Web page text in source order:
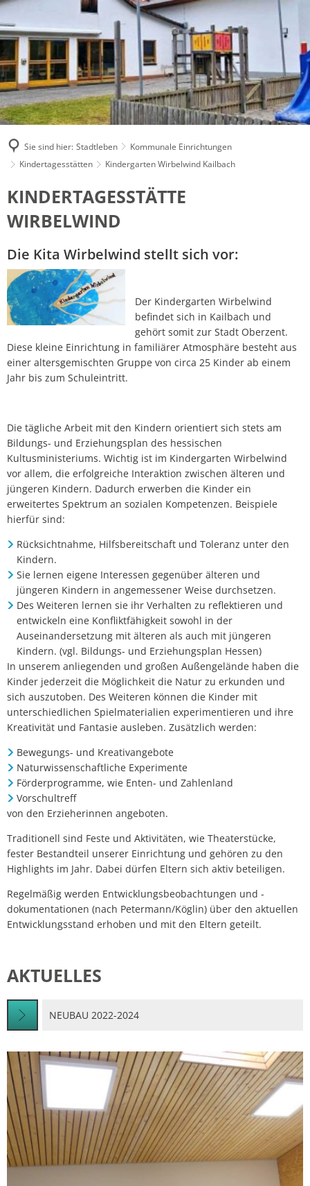
Sie sind hier: Stadtleben
Kommunale Einrichtungen
Kindertagesstätten
Kindergarten Wirbelwind Kailbach
Kindergarten
Wirbelwind
Kailbach
KINDERTAGESSTÄTTE
WIRBELWIND
Die Kita Wirbelwind stellt sich vor:
Der Kindergarten Wirbelwind
befindet sich in Kailbach und
gehört somit zur Stadt Oberzent.
Diese kleine Einrichtung in familiärer Atmosphäre besteht aus
einer altersgemischten Gruppe von circa 25 Kinder ab einem
Jahr bis zum Schuleintritt.
Die tägliche Arbeit mit den Kindern orientiert sich stets am
Bildungs- und Erziehungsplan des hessischen
Kultusministeriums. Wichtig ist im Kindergarten Wirbelwind
vor allem, die erfolgreiche Interaktion zwischen älteren und
jüngeren Kindern. Dadurch erwerben die Kinder ein
erweitertes Spektrum an sozialen Kompetenzen. Beispiele
hierfür sind:
Rücksichtnahme, Hilfsbereitschaft und Toleranz unter den
Kindern.
Sie lernen eigene Interessen gegenüber älteren und
jüngeren Kindern in angemessener Weise durchsetzen.
Des Weiteren lernen sie ihr Verhalten zu reflektieren und
entwickeln eine Konfliktfähigkeit sowohl in der
Auseinandersetzung mit älteren als auch mit jüngeren
Kindern. (vgl. Bildungs- und Erziehungsplan Hessen)
In unserem anliegenden und großen Außengelände haben die
Kinder jederzeit die Möglichkeit die Natur zu erkunden und
sich auszutoben. Des Weiteren können die Kinder mit
unterschiedlichen Spielmaterialien experimentieren und ihre
Kreativität und Fantasie ausleben. Zusätzlich werden:
Bewegungs- und Kreativangebote
Naturwissenschaftliche Experimente
Förderprogramme, wie Enten- und Zahlenland
Vorschultreff
von den Erzieherinnen angeboten.
Traditionell sind Feste und Aktivitäten, wie Theaterstücke,
fester Bestandteil unserer Einrichtung und gehören zu den
Highlights im Jahr. Dabei dürfen Eltern sich aktiv beteiligen.
Regelmäßig werden Entwicklungsbeobachtungen und -
dokumentationen (nach Petermann/Köglin) über den aktuellen
Entwicklungsstand erhoben und mit den Eltern geteilt.
AKTUELLES
NEUBAU 2022-2024